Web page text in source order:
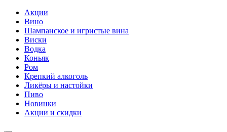
Акции
Вино
Шампанское и игристые вина
Виски
Водка
Коньяк
Ром
Крепкий алкоголь
Ликёры и настойки
Пиво
Новинки
Акции и скидки